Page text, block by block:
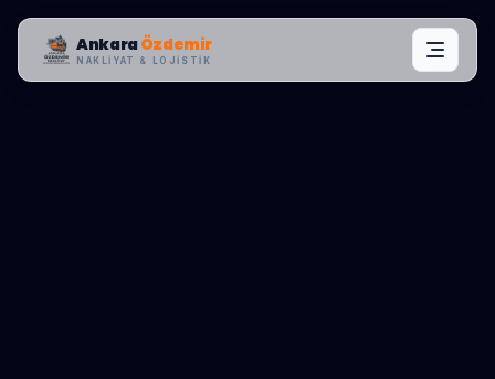
AnkaraÖzdemir
NAKLIYAT & LOJISTIK